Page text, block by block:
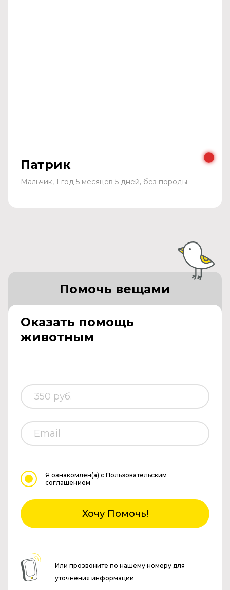
Патрик
Мальчик, 1 год 5 месяцев 5 дней, без породы
Оказать помощь
животным
Помочь вещами
Я ознакомлен(а) с Пользовательским
соглашением
Хочу Помочь!
Или прозвоните по нашему номеру для
уточнения информации